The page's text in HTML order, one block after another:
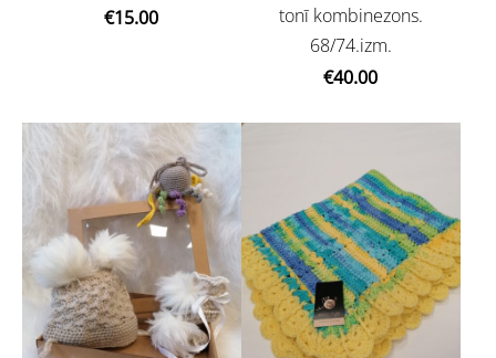
€15.00
tonī kombinezons.
68/74.izm.
€40.00